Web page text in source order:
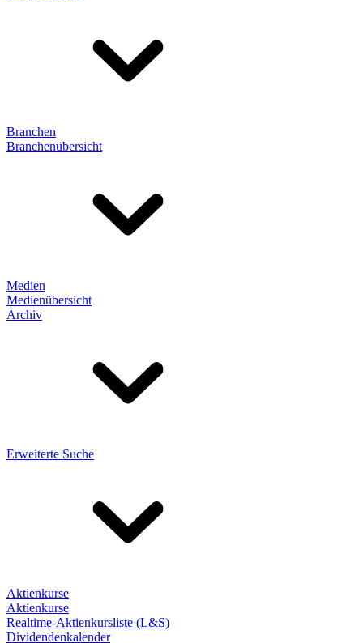
Branchen
Branchenübersicht
Medien
Medienübersicht
Archiv
Erweiterte Suche
Aktienkurse
Aktienkurse
Realtime-Aktienkursliste (L&S)
Dividendenkalender